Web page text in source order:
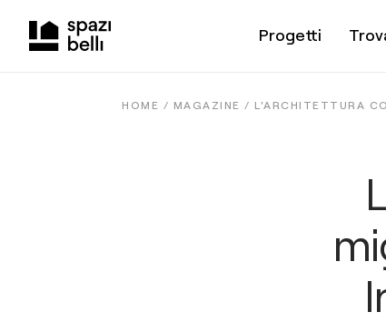
Progetti
HOME / MAGAZINE / L'ARCHITETTURA